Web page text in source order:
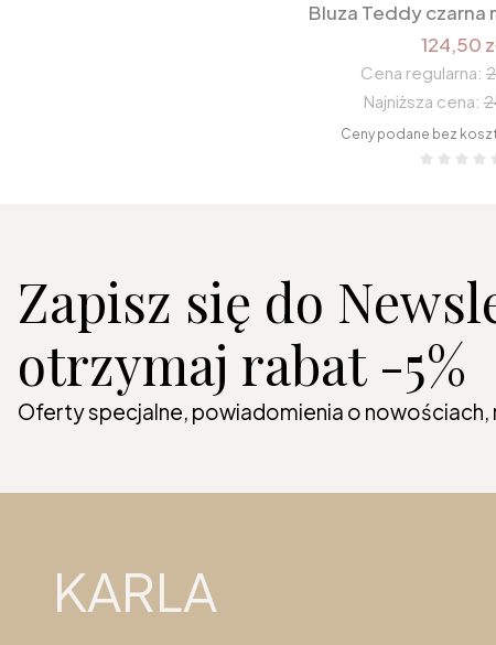
Bluza Teddy czarna
124,50
Cena regularna:
Najniższa cena:
Ceny podane bez
Zapisz się do
otrzymaj rabat -5%
Oferty specjalne, powiadomienia o nowościach,
KARLA